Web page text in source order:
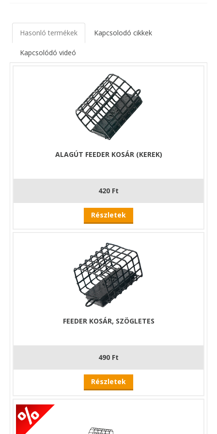
táplálkozó halak is elérhetőek általa.
is tökéletes, de pellettel is használható. A henger alakú forma
jól tölthető, könyen tekerhető ki, és formájának hála
Hasonló termékek Kapcsolodó cikkek
Kapcsolódó videó
ALAGÚT FEEDER KOSÁR (KEREK)
420 Ft
Részletek
FEEDER KOSÁR, SZÖGLETES
490 Ft
Részletek